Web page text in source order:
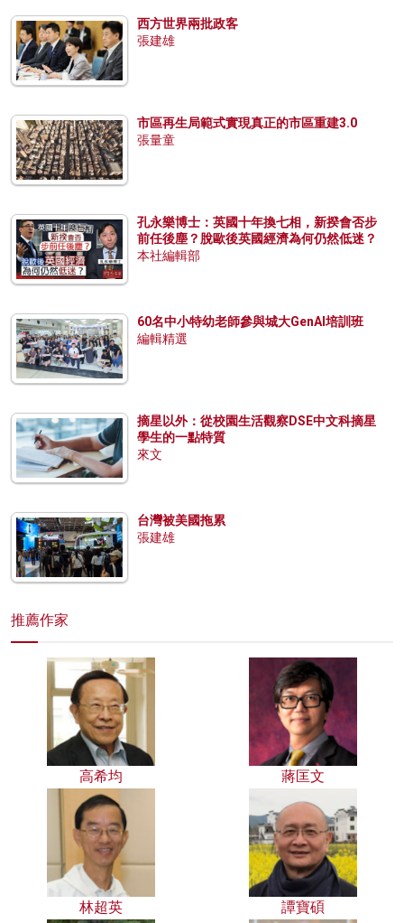
西方世界兩批政客
張建雄
市區再生局範式實現真正的市區重建3.0
張量童
孔永樂博士：英國十年換七相，新揆會否步
前任後塵？脫歐後英國經濟為何仍然低迷？
本社編輯部
60名中小特幼老師參與城大GenAI培訓班
編輯精選
摘星以外：從校園生活觀察DSE中文科摘星
學生的一點特質
來文
台灣被美國拖累
張建雄
推薦作家
高希均 蔣匡文
林超英 譚寶碩